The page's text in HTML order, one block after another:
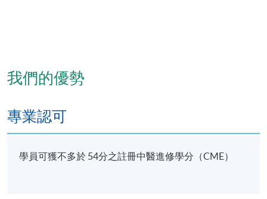
我們的優勢
專業認可
學員可獲不多於 54分之註冊中醫進修學分（CME）